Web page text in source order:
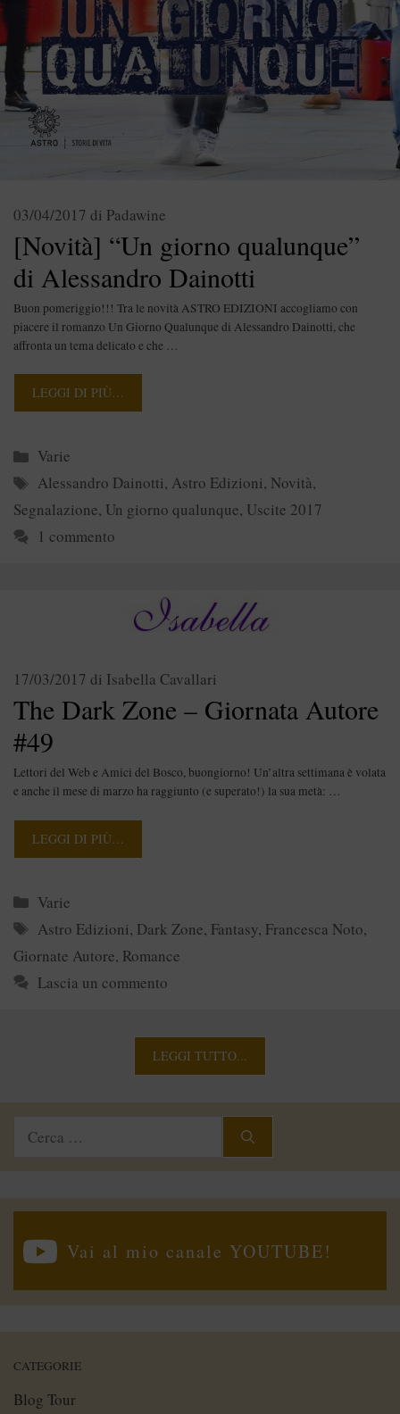
[Novità] “Un giorno qualunque”
di Alessandro Dainotti
03/04/2017 di Padawine
Buon pomeriggio!!! Tra le novità ASTRO EDIZIONI accogliamo con
piacere il romanzo Un Giorno Qualunque di Alessandro Dainotti, che
affronta un tema delicato e che …
LEGGI DI PIÙ…
Categorie
Varie
Tag
Alessandro Dainotti, Astro Edizioni, Novità,
Segnalazione, Un giorno qualunque, Uscite 2017
1 commento
The Dark Zone – Giornata Autore
#49
17/03/2017 di Isabella Cavallari
Lettori del Web e Amici del Bosco, buongiorno! Un’altra settimana è volata
e anche il mese di marzo ha raggiunto (e superato!) la sua metà: …
LEGGI DI PIÙ…
Categorie
Varie
Tag
Astro Edizioni, Dark Zone, Fantasy, Francesca Noto,
Giornate Autore, Romance
Lascia un commento
LEGGI TUTTO...
Ricerca
Vai al mio canale YOUTUBE!
CATEGORIE
Blog Tour